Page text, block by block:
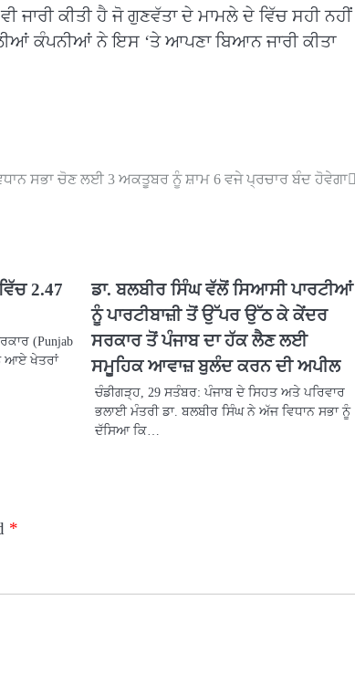
ਕੀਤੀ ਹੈ ਜੋ ਗੁਣਵੱਤਾ ਦੇ ਮਾਮਲੇ ਦੇ ਵਿੱਚ ਸਹੀ ਨਹੀਂ
ਕੰਪਨੀਆਂ ਨੇ ਇਸ ‘ਤੇ ਆਪਣਾ ਬਿਆਨ ਜਾਰੀ ਕੀਤਾ
ਸਭਾ ਚੋਣ ਲਈ 3 ਅਕਤੂਬਰ ਨੂੰ ਸ਼ਾਮ 6 ਵਜੇ ਪ੍ਰਚਾਰ ਬੰਦ ਹੋਵੇਗਾ
2.47
(Punjab
ਆਏ ਖੇਤਰਾਂ
ਡਾ. ਬਲਬੀਰ ਸਿੰਘ ਵੱਲੋਂ ਸਿਆਸੀ ਪਾਰਟੀਆਂ
ਨੂੰ ਪਾਰਟੀਬਾਜ਼ੀ ਤੋਂ ਉੱਪਰ ਉੱਠ ਕੇ ਕੇਂਦਰ
ਸਰਕਾਰ ਤੋਂ ਪੰਜਾਬ ਦਾ ਹੱਕ ਲੈਣ ਲਈ
ਸਮੂਹਿਕ ਆਵਾਜ਼ ਬੁਲੰਦ ਕਰਨ ਦੀ ਅਪੀਲ
ਚੰਡੀਗੜ੍ਹ, 29 ਸਤੰਬਰ: ਪੰਜਾਬ ਦੇ ਸਿਹਤ ਅਤੇ ਪਰਿਵਾਰ
ਭਲਾਈ ਮੰਤਰੀ ਡਾ. ਬਲਬੀਰ ਸਿੰਘ ਨੇ ਅੱਜ ਵਿਧਾਨ ਸਭਾ ਨੂੰ
ਦੱਸਿਆ ਕਿ…
*